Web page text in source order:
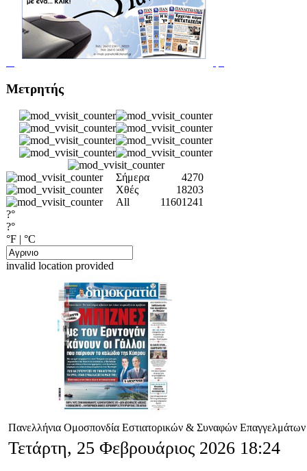
Μετρητής
Σήμερα
4270
Χθές
18203
All
11601241
?°
?°
°F | °C
invalid location provided
Πανελλήνια Ομοσπονδία Εστιατορικών & Συναφών Επαγγελμάτων
Τετάρτη, 25 Φεβρουάριος 2026 18:24